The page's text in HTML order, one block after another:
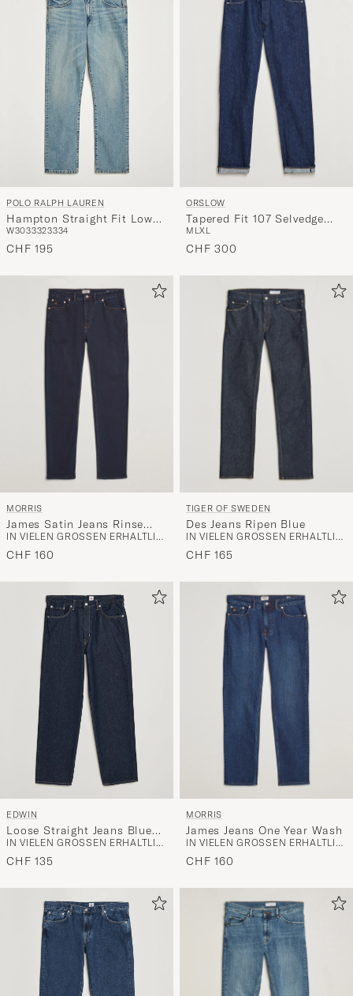
Stil
POLO RALPH LAUREN
Hampton Straight Fit Low
Str Jeans Dixon Street
W3033323334
CHF 195
ORSLOW
Tapered Fit 107 Selvedge
Jeans One Wash
M LXL
CHF 300
MORRIS
James Satin Jeans Rinse
Wash
IN VIELEN GRÖSSEN ERHÄLTLICH
CHF 160
TIGER OF SWEDEN
Des Jeans Ripen Blue
IN VIELEN GRÖSSEN ERHÄLTLICH
CHF 165
EDWIN
Loose Straight Jeans Blue
Rinsed
IN VIELEN GRÖSSEN ERHÄLTLICH
CHF 135
MORRIS
James Jeans One Year Wash
IN VIELEN GRÖSSEN ERHÄLTLICH
CHF 160